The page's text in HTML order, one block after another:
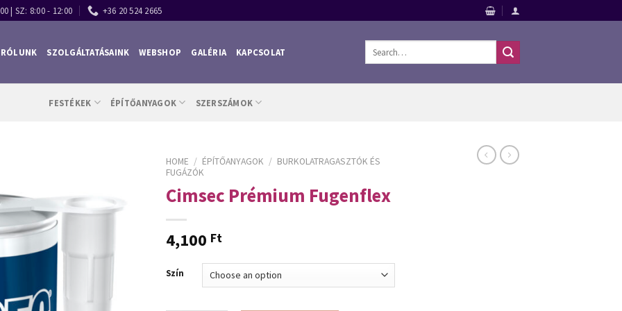
| SZ: 8:00 - 12:00 +36 20 524 2665
RÓLUNK SZOLGÁLTATÁSAINK WEBSHOP GALÉRIA KAPCSOLAT
FESTÉKEK ÉPÍTŐANYAGOK SZERSZÁMOK
HOME / ÉPÍTŐANYAGOK / BURKOLATRAGASZTÓK ÉS
FUGÁZÓK
Cimsec Prémium Fugenflex
4,100 Ft
Szín